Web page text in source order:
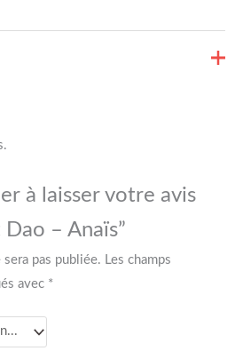
à laisser votre avis
– Anaïs”
pas publiée. Les champs
avec *